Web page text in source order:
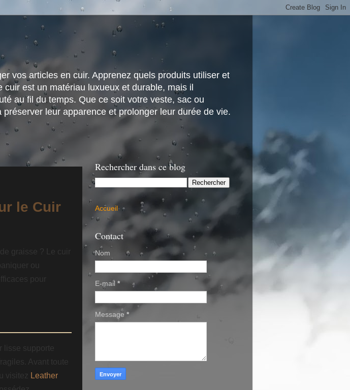
vos articles en cuir. Apprenez quels produits utiliser et
est un matériau luxueux et durable, mais il
au fil du temps. Que ce soit votre veste, sac ou
leur apparence et prolonger leur durée de vie.
le Cuir
graisse ? Le cuir
ou
pour
lisse supporte
Avant toute
visitez
Leather
Rechercher dans ce blog
Accueil
Contact
Nom
E-mail *
Message *